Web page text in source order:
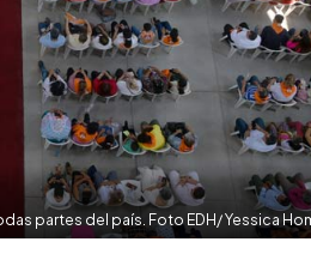
partes del país. Foto EDH/ Yessica